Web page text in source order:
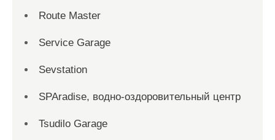
Route Master
Service Garage
Sevstation
SPAradise, водно-оздоровительный центр
Tsudilo Garage